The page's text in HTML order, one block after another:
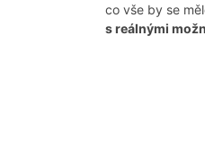
co vše by se
s reálnými